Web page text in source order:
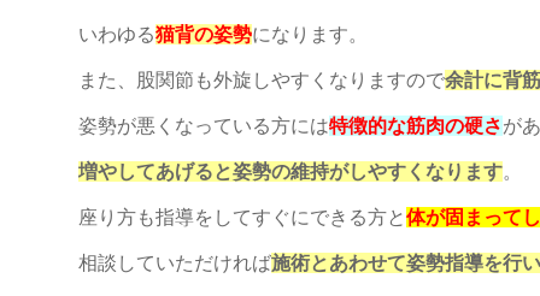
いわゆる猫背の姿勢になります。
また、股関節も外旋しやすくなりますので余計に背
姿勢が悪くなっている方には特徴的な筋肉の硬さが
増やしてあげると姿勢の維持がしやすくなります。
座り方も指導をしてすぐにできる方と体が固まって
相談していただければ施術とあわせて姿勢指導を行